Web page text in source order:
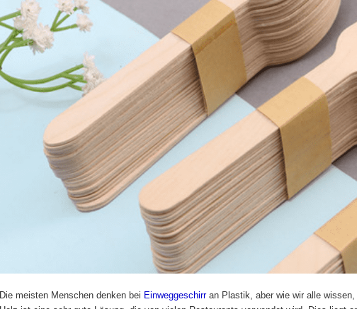
Die meisten Menschen denken bei Einweggeschirran Plastik, aber wie wir alle wissen,